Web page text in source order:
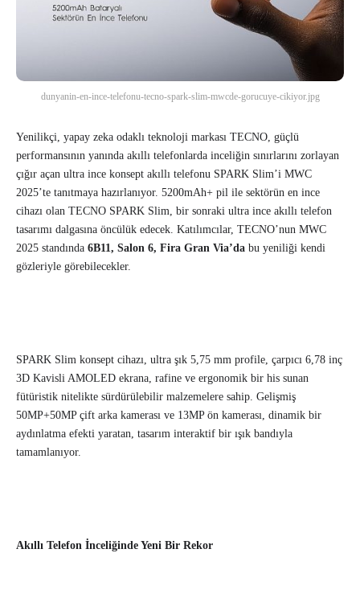
dunyanin-en-ince-telefonu-tecno-spark-slim-mwcde-gorucuye-cikiyor.jpg
Yenilikçi, yapay zeka odaklı teknoloji markası TECNO, güçlü
performansının yanında akıllı telefonlarda inceliğin sınırlarını zorlayan
çığır açan ultra ince konsept akıllı telefonu SPARK Slim’i MWC
2025’te tanıtmaya hazırlanıyor. 5200mAh+ pil ile sektörün en ince
cihazı olan TECNO SPARK Slim, bir sonraki ultra ince akıllı telefon
tasarımı dalgasına öncülük edecek. Katılımcılar, TECNO’nun MWC
2025 standında 6B11, Salon 6, Fira Gran Via’da bu yeniliği kendi
gözleriyle görebilecekler.
SPARK Slim konsept cihazı, ultra şık 5,75 mm profile, çarpıcı 6,78 inç
3D Kavisli AMOLED ekrana, rafine ve ergonomik bir his sunan
fütüristik nitelikte sürdürülebilir malzemelere sahip. Gelişmiş
50MP+50MP çift arka kamerası ve 13MP ön kamerası, dinamik bir
aydınlatma efekti yaratan, tasarım interaktif bir ışık bandıyla
tamamlanıyor.
Akıllı Telefon İnceliğinde Yeni Bir Rekor